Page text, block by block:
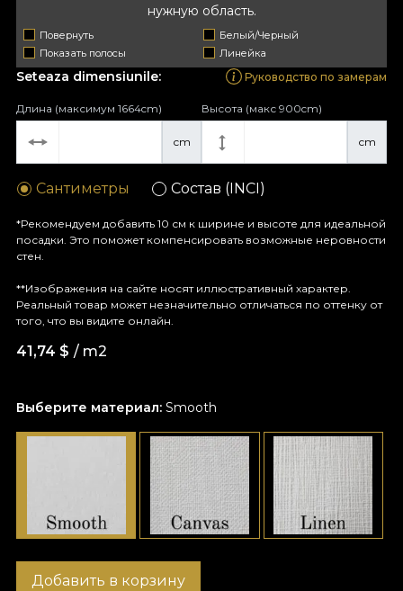
нужную область.
Повернуть
Белый/Черный
Показать полосы
Линейка
Выберите материал: Smooth
Seteaza dimensiunile: Руководство по замерам
cm
Длина (максимум 1664cm)
cm
Высота (макс 900cm)
Сантиметры Состав (INCI)
*Рекомендуем добавить 10 см к ширине и высоте для идеальной
посадки. Это поможет компенсировать возможные неровности
стен.
**Изображения на сайте носят иллюстративный характер.
Реальный товар может незначительно отличаться по оттенку от
того, что вы видите онлайн.
41,74 $ / m2
Добавить в корзину